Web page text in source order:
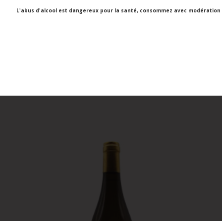
L'abus d'alcool est dangereux pour la santé, consommez avec modération
Victor Hugo)